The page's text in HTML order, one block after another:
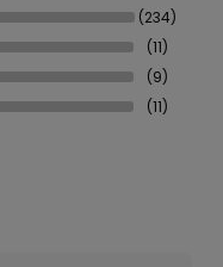
(234)
(11)
(9)
(11)